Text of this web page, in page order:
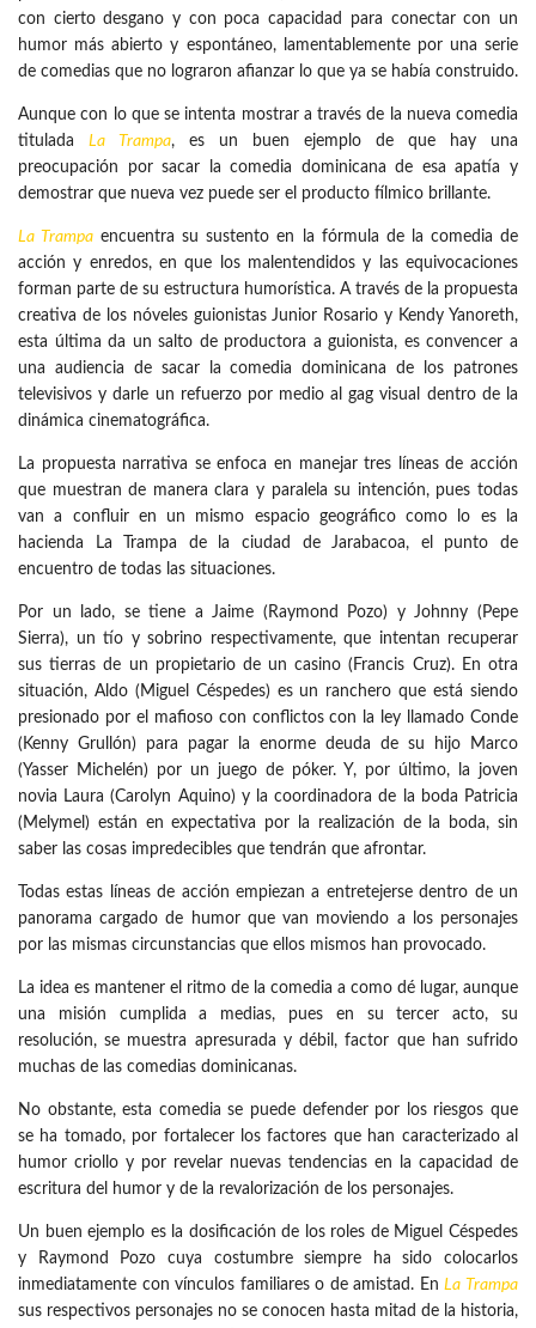
con cierto desgano y con poca capacidad para conectar con un
humor más abierto y espontáneo, lamentablemente por una serie
de comedias que no lograron afianzar lo que ya se había construido.
Aunque con lo que se intenta mostrar a través de la nueva comedia
titulada La Trampa, es un buen ejemplo de que hay una
preocupación por sacar la comedia dominicana de esa apatía y
demostrar que nueva vez puede ser el producto fílmico brillante.
La Trampa encuentra su sustento en la fórmula de la comedia de
acción y enredos, en que los malentendidos y las equivocaciones
forman parte de su estructura humorística. A través de la propuesta
creativa de los nóveles guionistas Junior Rosario y Kendy Yanoreth,
esta última da un salto de productora a guionista, es convencer a
una audiencia de sacar la comedia dominicana de los patrones
televisivos y darle un refuerzo por medio al gag visual dentro de la
dinámica cinematográfica.
La propuesta narrativa se enfoca en manejar tres líneas de acción
que muestran de manera clara y paralela su intención, pues todas
van a confluir en un mismo espacio geográfico como lo es la
hacienda La Trampa de la ciudad de Jarabacoa, el punto de
encuentro de todas las situaciones.
Por un lado, se tiene a Jaime (Raymond Pozo) y Johnny (Pepe
Sierra), un tío y sobrino respectivamente, que intentan recuperar
sus tierras de un propietario de un casino (Francis Cruz). En otra
situación, Aldo (Miguel Céspedes) es un ranchero que está siendo
presionado por el mafioso con conflictos con la ley llamado Conde
(Kenny Grullón) para pagar la enorme deuda de su hijo Marco
(Yasser Michelén) por un juego de póker. Y, por último, la joven
novia Laura (Carolyn Aquino) y la coordinadora de la boda Patricia
(Melymel) están en expectativa por la realización de la boda, sin
saber las cosas impredecibles que tendrán que afrontar.
Todas estas líneas de acción empiezan a entretejerse dentro de un
panorama cargado de humor que van moviendo a los personajes
por las mismas circunstancias que ellos mismos han provocado.
La idea es mantener el ritmo de la comedia a como dé lugar, aunque
una misión cumplida a medias, pues en su tercer acto, su
resolución, se muestra apresurada y débil, factor que han sufrido
muchas de las comedias dominicanas.
No obstante, esta comedia se puede defender por los riesgos que
se ha tomado, por fortalecer los factores que han caracterizado al
humor criollo y por revelar nuevas tendencias en la capacidad de
escritura del humor y de la revalorización de los personajes.
Un buen ejemplo es la dosificación de los roles de Miguel Céspedes
y Raymond Pozo cuya costumbre siempre ha sido colocarlos
inmediatamente con vínculos familiares o de amistad. EnLa Trampa
sus respectivos personajes no se conocen hasta mitad de la historia,